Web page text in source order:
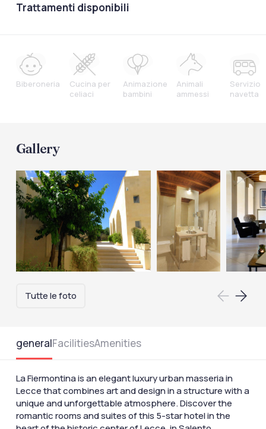
Trattamenti disponibili
Biberoneria
Cucina per
celiaci
Animazione
bambini
Animali
ammessi
Servizio
navetta
Gallery
Tutte le foto
generalFacilitiesAmenities
La Fiermontina is an elegant luxury urban masseria in
Lecce that combines art and design in a structure with a
unique and unforgettable atmosphere. Discover the
romantic rooms and suites of this 5-star hotel in the